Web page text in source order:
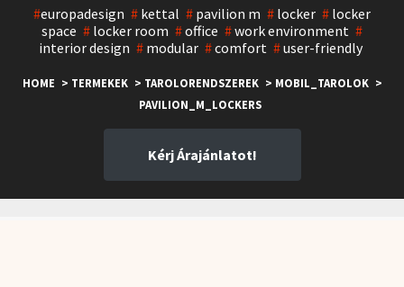
#europadesign # kettal # pavilion m # locker # locker
space # locker room #office #work environment #
interior design #modular #comfort #user-friendly
HOME > TERMEKEK > TAROLORENDSZEREK > MOBIL_TAROLOK >
PAVILION_M_LOCKERS
Kérj Árajánlatot!